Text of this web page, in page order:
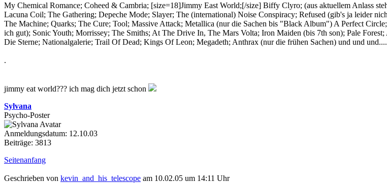
My Chemical Romance; Coheed & Cambria; [size=18]Jimmy East World;[/size] Biffy Clyro; (aus aktuellem Anlass
Lacuna Coil; The Gathering; Depeche Mode; Slayer; The (international) Noise Conspiracy; Refused (gib's ja leider
The Machine; Quarks; The Cure; Tool; Massive Attack; Metallica (nur die Sachen bis "Black Album") A Perfect
ich gut); Sonic Youth; Morrissey; The Smiths; At The Drive In, The Mars Volta; Iron Maiden (bis 7th son); Pale
Die Sterne; Nationalgalerie; Trail Of Dead; Kings Of Leon; Megadeth; Anthrax (nur die frühen Sachen) und und
.
jimmy eat world??? ich mag dich jetzt schon
Sylvana
Psycho-Poster
Anmeldungsdatum: 12.10.03
Beiträge: 3813
Seitenanfang
Geschrieben von kevin_and_his_telescope am 10.02.05 um 14:11 Uhr